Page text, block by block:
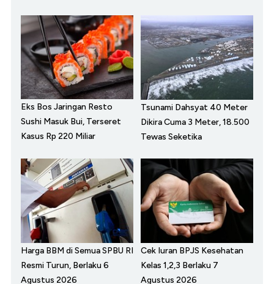
Eks Bos Jaringan Resto
Sushi Masuk Bui, Terseret
Kasus Rp 220 Miliar
Tsunami Dahsyat 40 Meter
Dikira Cuma 3 Meter, 18.500
Tewas Seketika
Harga BBM di Semua SPBU RI
Resmi Turun, Berlaku 6
Agustus 2026
Cek Iuran BPJS Kesehatan
Kelas 1,2,3 Berlaku 7
Agustus 2026